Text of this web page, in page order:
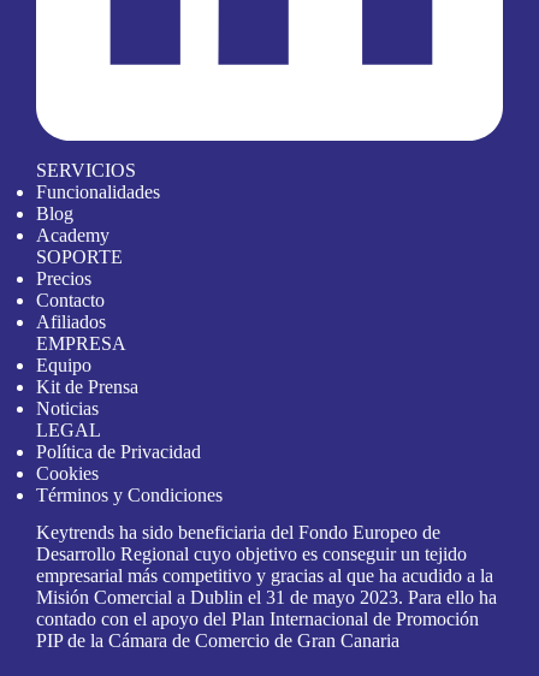
SERVICIOS
Funcionalidades
Blog
Academy
SOPORTE
Precios
Contacto
Afiliados
EMPRESA
Equipo
Kit de Prensa
Noticias
LEGAL
Política de Privacidad
Cookies
Términos y Condiciones
Keytrends ha sido beneficiaria del Fondo Europeo de
Desarrollo Regional cuyo objetivo es conseguir un tejido
empresarial más competitivo y gracias al que ha acudido a la
Misión Comercial a Dublin el 31 de mayo 2023. Para ello ha
contado con el apoyo del Plan Internacional de Promoción
PIP de la Cámara de Comercio de Gran Canaria